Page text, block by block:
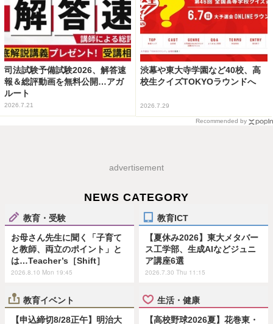
司法試験予備試験2026、解答速
報＆総評動画を無料公開…アガ
ルート
2026.7.21
渋幕や東大寺学園など40校、高
校生クイズTOKYOラウンドへ
2026.7.29
Recommended by
advertisement
NEWS CATEGORY
教育・受験
お母さん先生に聞く「子育て
と教師、両立のポイント」と
は…Teacher’s［Shift］
2026.8.10 Mon 19:45
教育ICT
【夏休み2026】東大メタバー
ス工学部、生成AIなどジュニ
ア講座6選
2026.7.30 Thu 11:15
教育イベント
【申込締切8/28正午】明治大
生活・健康
【高校野球2026夏】花巻東・